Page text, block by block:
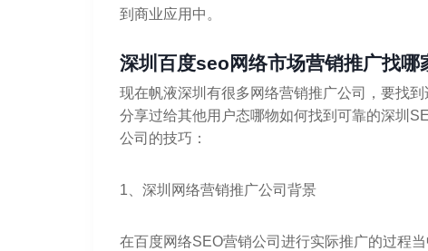
到商业应用中。
深圳百度seo网络市场营销推广找哪
现在帆液深圳有很多网络营销推广公司，要找
分享过给其他用户态哪物如何找到可靠的深圳
公司的技巧：
1、深圳网络营销推广公司背景
在百度网络SEO营销公司进行实际推广的过程